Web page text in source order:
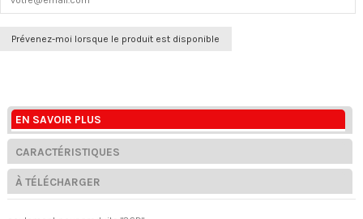
EN SAVOIR PLUS
CARACTÉRISTIQUES
À TÉLÉCHARGER